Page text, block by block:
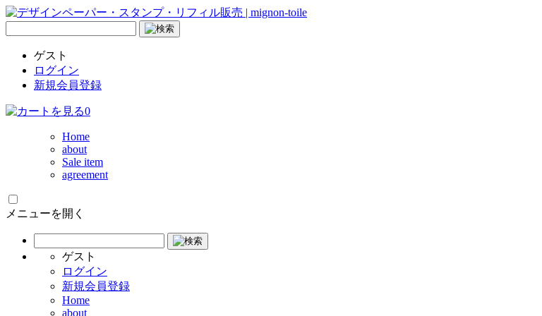
ゲスト
ログイン
新規会員登録
0
Home
about
Sale item
agreement
メニューを開く
ゲスト
ログイン
新規会員登録
Home
about